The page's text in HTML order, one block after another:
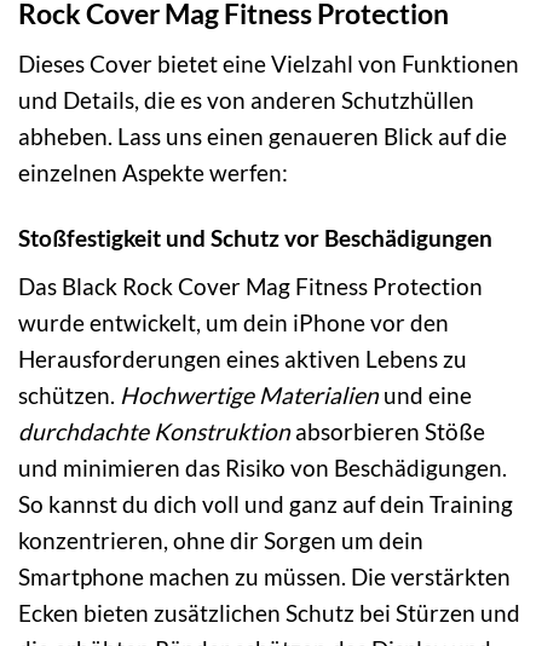
Rock Cover Mag Fitness Protection
Dieses Cover bietet eine Vielzahl von Funktionen
und Details, die es von anderen Schutzhüllen
abheben. Lass uns einen genaueren Blick auf die
einzelnen Aspekte werfen:
Stoßfestigkeit und Schutz vor Beschädigungen
Das Black Rock Cover Mag Fitness Protection
wurde entwickelt, um dein iPhone vor den
Herausforderungen eines aktiven Lebens zu
schützen. Hochwertige Materialienund eine
durchdachte Konstruktionabsorbieren Stöße
und minimieren das Risiko von Beschädigungen.
So kannst du dich voll und ganz auf dein Training
konzentrieren, ohne dir Sorgen um dein
Smartphone machen zu müssen. Die verstärkten
Ecken bieten zusätzlichen Schutz bei Stürzen und